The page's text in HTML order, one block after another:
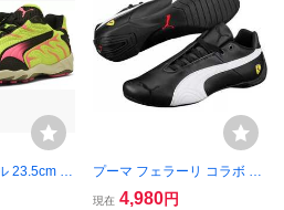
23.5cm 定
ー/ピンク
プーマ フェラーリ コラボ SF
フューチャーキャット OG 26
現在 4,980円